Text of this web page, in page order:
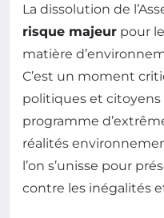
La dissolution de
risque majeur pour
matière
C’est un moment
politiques et citoyens
programme
réalités
l’on s’unisse pour
contre les inégalités